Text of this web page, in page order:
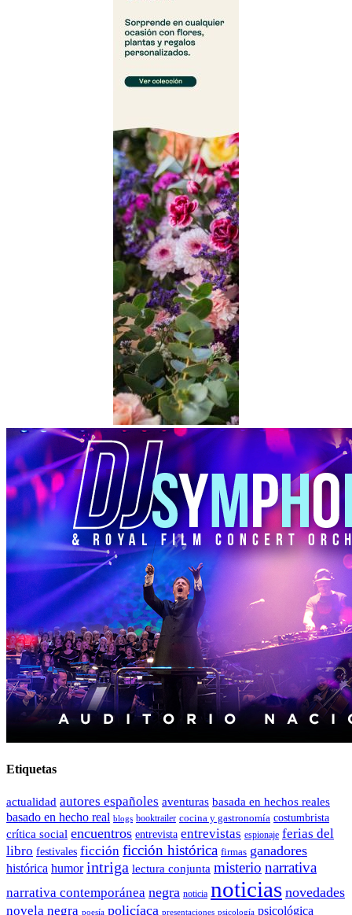
Etiquetas
actualidad autores españoles aventuras basada en hechos reales
basado en hecho real blogs booktrailer cocina y gastronomía costumbrista
crítica social encuentros entrevista entrevistas espionaje ferias del
libro festivales ficción ficción histórica firmas ganadores
histórica humor intriga lectura conjunta misterio narrativa
narrativa contemporánea negra noticia noticias novedades
novela negra poesía policíaca presentaciones psicología psicológica